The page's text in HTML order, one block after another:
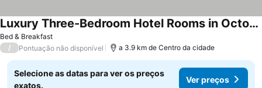
Bed & Breakfast
Luxury Three-Bedroom Hotel Rooms in October
/ Pontuação não disponível a 3.9 km de Centro da cidade
Selecione as datas para ver os preços
exatos.
Ver preços